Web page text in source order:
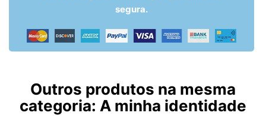
segura.
Outros produtos na mesma
categoria: A minha identidade